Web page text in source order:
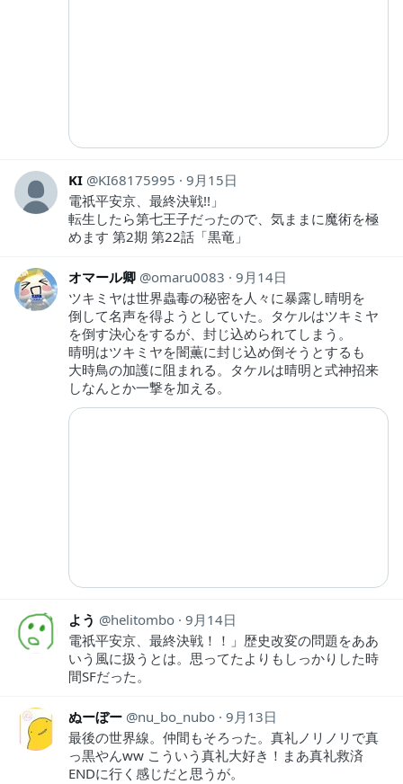
KI KI68175995
9月15日
電祇平安京、最終決戦!!」
転生したら第七王子だったので、気ままに魔術を極
めます 第2期 第22話「黒竜」
オマール卿 omaru0083
9月14日
ツキミヤは世界蟲毒の秘密を人々に暴露し晴明を
倒して名声を得ようとしていた。タケルはツキミヤ
を倒す決心をするが、封じ込められてしまう。
晴明はツキミヤを闇薫に封じ込め倒そうとするも
大時鳥の加護に阻まれる。タケルは晴明と式神招来
しなんとか一撃を加える。
よう helitombo 9月14日
電祇平安京、最終決戦！！」歴史改変の問題をああ
いう風に扱うとは。思ってたよりもしっかりした時
間SFだった。
ぬーぼー nu_bo_nubo 9月13日
最後の世界線。仲間もそろった。真礼ノリノリで真
っ黒やんww こういう真礼大好き！まあ真礼救済
ENDに行く感じだと思うが。